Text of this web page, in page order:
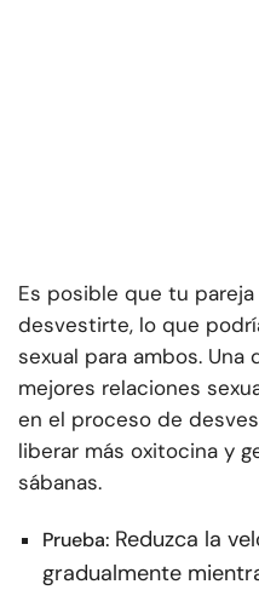
Es posible que tu
desvestirte, lo que
sexual para ambos.
mejores relaciones
en el proceso de
liberar más oxitocina y
sábanas.
Prueba: Reduzca la
gradualmente